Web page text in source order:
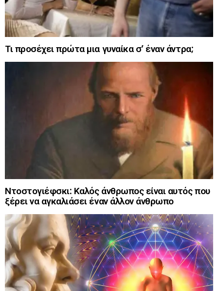
Τι προσέχει πρώτα μια γυναίκα σ’ έναν άντρα;
Ντοστογιέφσκι: Καλός άνθρωπος είναι αυτός που
ξέρει να αγκαλιάσει έναν άλλον άνθρωπο